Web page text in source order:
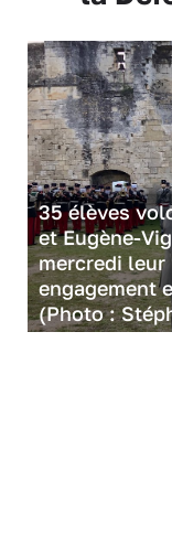
35 élèves
et Eugène-
mercredi
engagement
(Photo :